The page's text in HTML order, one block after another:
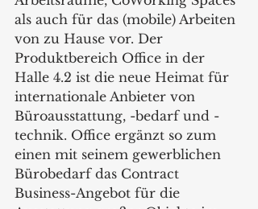
als auch für das (mobile) Arbeiten
von zu Hause vor. Der
Produktbereich Office in der
Halle 4.2 ist die neue Heimat für
internationale Anbieter von
Büroausstattung, -bedarf und -
technik. Office ergänzt so zum
einen mit seinem gewerblichen
Bürobedarf das Contract
Business-Angebot für die